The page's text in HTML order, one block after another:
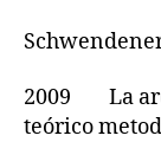
2009 La
teórico